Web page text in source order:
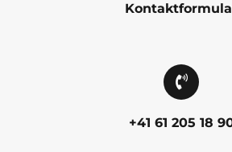
+41 61 205 18